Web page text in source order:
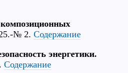
№ 2. Содержание
энергетики.
Содержание